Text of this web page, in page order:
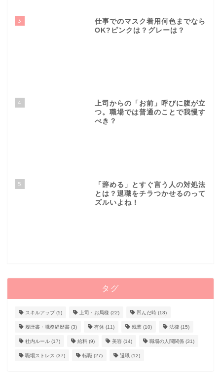
3
仕事でのマスク着用何色までなら
OK?ピンクは？グレーは？
4
上司からの「お前」呼びに腹が立
つ。職場では普通のことで我慢す
べき？
5
「辞める」とすぐ言う人の対処法
とは？退職をチラつかせるのって
ズルいよね！
タグ
スキルアップ(5) 上司・お局様 (22) 凹んだ時 (18)
履歴書・職務経歴書 (3) 有休 (11) 残業 (10) 法律 (15)
社内ルール (17) 給料 (9) 美容 (14) 職場の人間関係 (31)
職場ストレス (37) 転職 (27) 退職 (12)